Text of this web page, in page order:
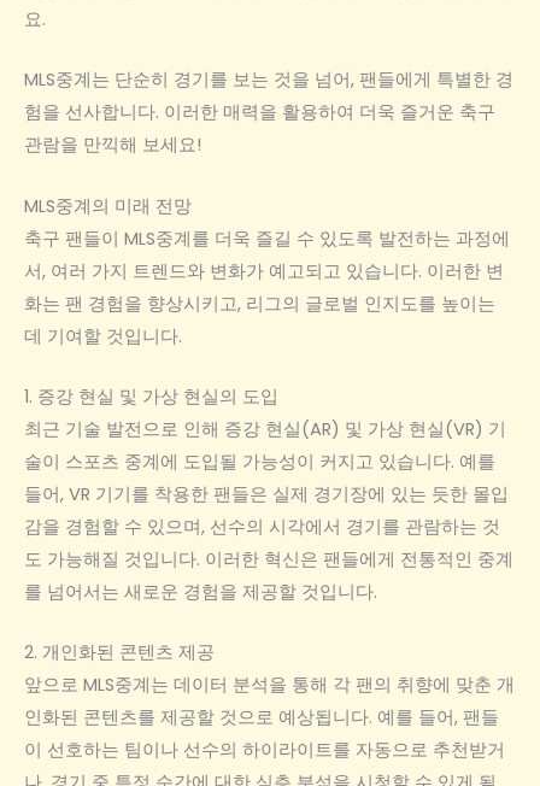
요.
MLS중계는 단순히 경기를 보는 것을 넘어, 팬들에게 특별한 경
험을 선사합니다. 이러한 매력을 활용하여 더욱 즐거운 축구
관람을 만끽해 보세요!
MLS중계의 미래 전망
축구 팬들이 MLS중계를 더욱 즐길 수 있도록 발전하는 과정에
서, 여러 가지 트렌드와 변화가 예고되고 있습니다. 이러한 변
화는 팬 경험을 향상시키고, 리그의 글로벌 인지도를 높이는
데 기여할 것입니다.
1. 증강 현실 및 가상 현실의 도입
최근 기술 발전으로 인해 증강 현실(AR) 및 가상 현실(VR) 기
술이 스포츠 중계에 도입될 가능성이 커지고 있습니다. 예를
들어, VR 기기를 착용한 팬들은 실제 경기장에 있는 듯한 몰입
감을 경험할 수 있으며, 선수의 시각에서 경기를 관람하는 것
도 가능해질 것입니다. 이러한 혁신은 팬들에게 전통적인 중계
를 넘어서는 새로운 경험을 제공할 것입니다.
2. 개인화된 콘텐츠 제공
앞으로 MLS중계는 데이터 분석을 통해 각 팬의 취향에 맞춘 개
인화된 콘텐츠를 제공할 것으로 예상됩니다. 예를 들어, 팬들
이 선호하는 팀이나 선수의 하이라이트를 자동으로 추천받거